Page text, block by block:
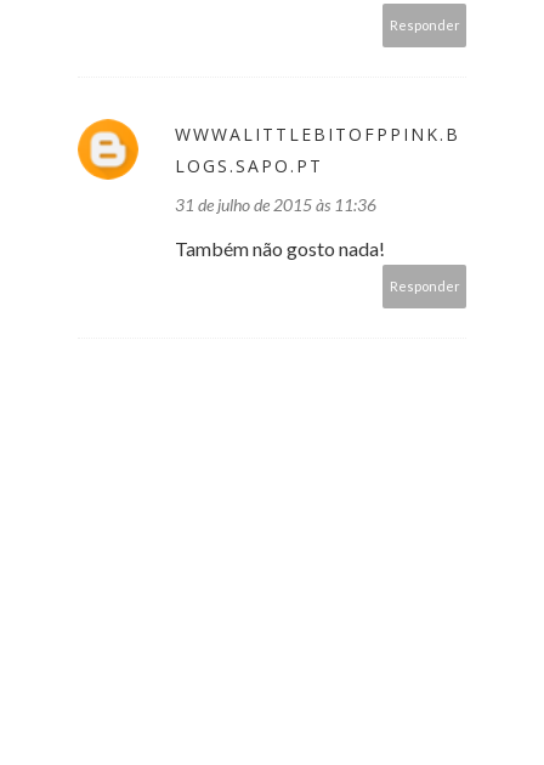
Responder
WWWALITTLEBITOFPPINK.B
LOGS.SAPO.PT
31 de julho de 2015 às 11:36
Também não gosto nada!
Responder